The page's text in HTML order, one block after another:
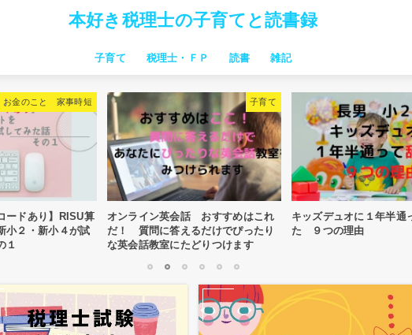
本好き税理士の子育てと読書録
子育て
習い事
子連れ旅行・お出かけ
お金のこと 家事時短
子供向け絵本
子育本
中学受験
税理士・ＦＰ
仕事関連本
税理士試験
読書 雑記
事時短
算
が試
子育て
オンライン英会話 おすすめはこれ
だ！ 質問に答えるだけでぴったり
な英会話教室にたどりつけます
子育て
キッズデュオに１年半通って辞め
た ９つの理由